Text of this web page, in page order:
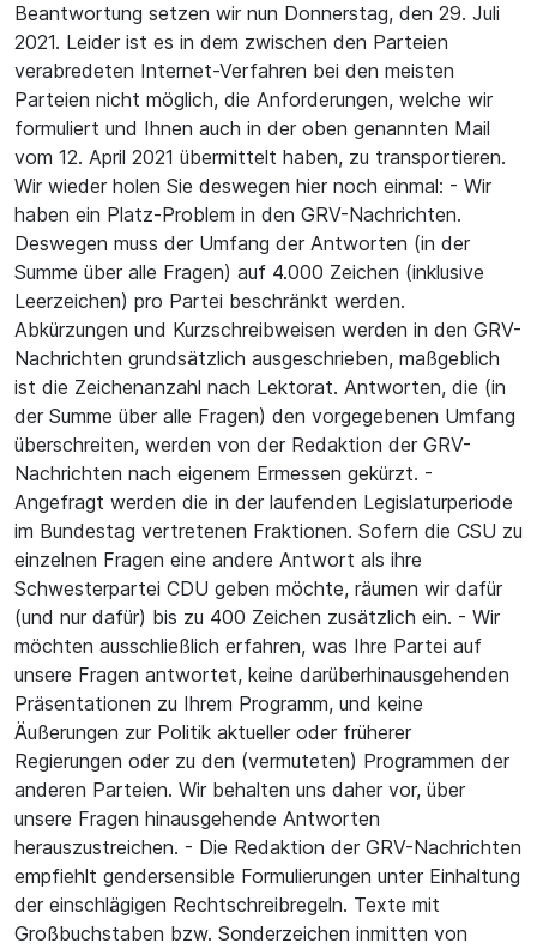
Beantwortung setzen wir nun Donnerstag, den 29. Juli
2021. Leider ist es in dem zwischen den Parteien
verabredeten Internet-Verfahren bei den meisten
Parteien nicht möglich, die Anforderungen, welche wir
formuliert und Ihnen auch in der oben genannten Mail
vom 12. April 2021 übermittelt haben, zu transportieren.
Wir wieder holen Sie deswegen hier noch einmal: - Wir
haben ein Platz-Problem in den GRV-Nachrichten.
Deswegen muss der Umfang der Antworten (in der
Summe über alle Fragen) auf 4.000 Zeichen (inklusive
Leerzeichen) pro Partei beschränkt werden.
Abkürzungen und Kurzschreibweisen werden in den GRV-
Nachrichten grundsätzlich ausgeschrieben, maßgeblich
ist die Zeichenanzahl nach Lektorat. Antworten, die (in
der Summe über alle Fragen) den vorgegebenen Umfang
überschreiten, werden von der Redaktion der GRV-
Nachrichten nach eigenem Ermessen gekürzt. -
Angefragt werden die in der laufenden Legislaturperiode
im Bundestag vertretenen Fraktionen. Sofern die CSU zu
einzelnen Fragen eine andere Antwort als ihre
Schwesterpartei CDU geben möchte, räumen wir dafür
(und nur dafür) bis zu 400 Zeichen zusätzlich ein. - Wir
möchten ausschließlich erfahren, was Ihre Partei auf
unsere Fragen antwortet, keine darüberhinausgehenden
Präsentationen zu Ihrem Programm, und keine
Äußerungen zur Politik aktueller oder früherer
Regierungen oder zu den (vermuteten) Programmen der
anderen Parteien. Wir behalten uns daher vor, über
unsere Fragen hinausgehende Antworten
herauszustreichen. - Die Redaktion der GRV-Nachrichten
empfiehlt gendersensible Formulierungen unter Einhaltung
der einschlägigen Rechtschreibregeln. Texte mit
Großbuchstaben bzw. Sonderzeichen inmitten von